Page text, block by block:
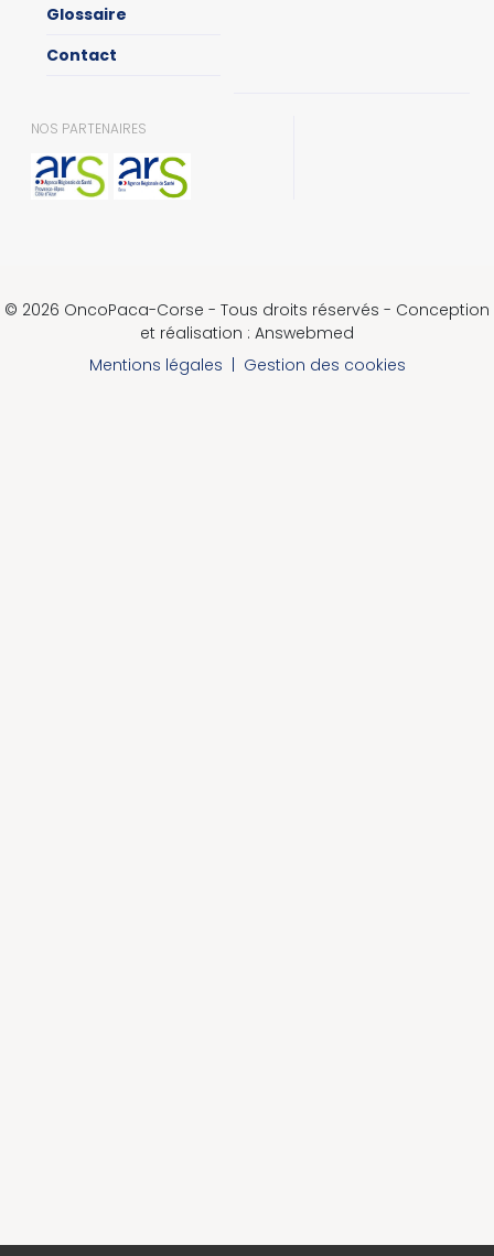
Glossaire
Contact
NOS PARTENAIRES
© 2026 OncoPaca-Corse - Tous droits réservés - Conception
et réalisation : Answebmed
Mentions légales | Gestion des cookies